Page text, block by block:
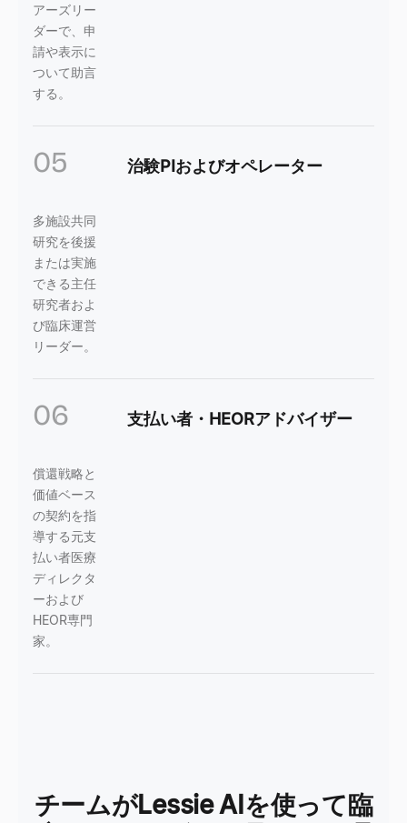
アーズリー
ダーで、申
請や表示に
ついて助言
する。
05 治験PIおよびオペレーター
多施設共同
研究を後援
または実施
できる主任
研究者およ
び臨床運営
リーダー。
06 支払い者・HEORアドバイザー
償還戦略と
価値ベース
の契約を指
導する元支
払い者医療
ディレクタ
ーおよび
HEOR専門
家。
チームがLessie AIを使って臨